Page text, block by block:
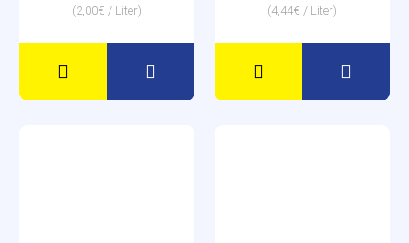
(2,00€ / Liter) (4,44€ / Liter)